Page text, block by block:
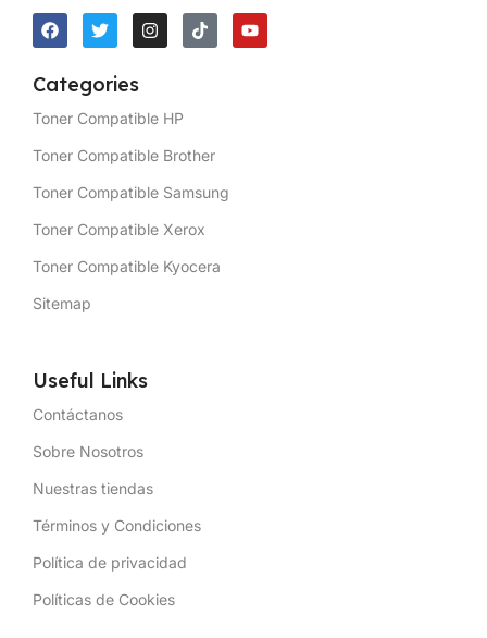
Categories
Toner Compatible HP
Toner Compatible Brother
Toner Compatible Samsung
Toner Compatible Xerox
Toner Compatible Kyocera
Sitemap
Useful Links
Contáctanos
Sobre Nosotros
Nuestras tiendas
Términos y Condiciones
Política de privacidad
Políticas de Cookies